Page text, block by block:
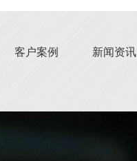
客户案例 新闻资讯